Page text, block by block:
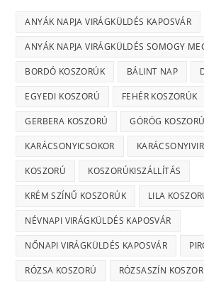
ANYÁK NAPJA VIRÁGKÜLDÉS KAPOSVÁR
ANYÁK NAPJA VIRÁGKÜLDÉS SOMOGY
BORDÓ KOSZORÚK BÁLINT NAP
EGYEDI KOSZORÚ FEHÉR KOSZORÚK
GERBERA KOSZORÚ GÖRÖG KOSZORÚ
KARÁCSONYICSOKOR
KOSZORÚ KOSZORÚKISZÁLLÍTÁS
KRÉM SZÍNŰ KOSZORÚK LILA
NÉVNAPI VIRÁGKÜLDÉS KAPOSVÁR
NŐNAPI VIRÁGKÜLDÉS KAPOSVÁR
RÓZSA KOSZORÚ RÓZSASZÍN